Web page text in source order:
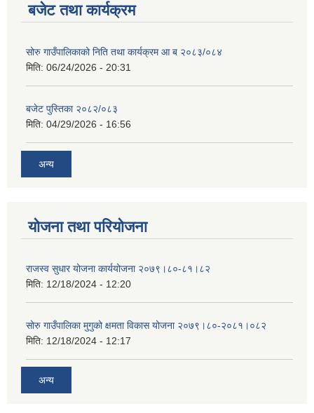
बजेट तथा कार्यक्रम
सोरु गाउँपालिकाको निति तथा कार्यक्रम आ ब २०८३/०८४
मिति: 06/24/2026 - 20:31
बजेट पुस्तिका २०८२/०८३
मिति: 04/29/2026 - 16:56
अन्य
योजना तथा परियोजना
राजस्व सुधार योजना कार्ययोजना २०७९।८०-८१।८२
मिति: 12/18/2024 - 12:20
सोरु गाउँपालिका मुगुको क्षमता विकास योजना २०७९।८०-२०८१।०८२
मिति: 12/18/2024 - 12:17
अन्य